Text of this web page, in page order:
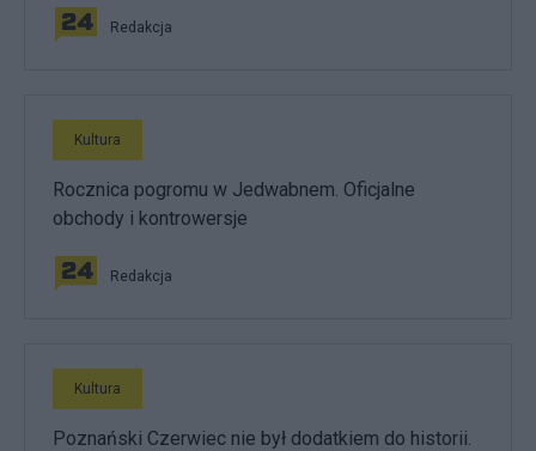
Redakcja
Kultura
Rocznica pogromu w Jedwabnem. Oficjalne
obchody i kontrowersje
Redakcja
Kultura
Poznański Czerwiec nie był dodatkiem do historii.